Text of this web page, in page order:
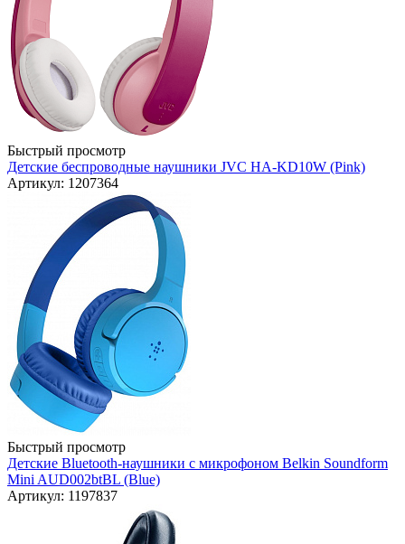
Быстрый просмотр
Детские беспроводные наушники JVC HA-KD10W (Pink)
Артикул: 1207364
Быстрый просмотр
Детские Bluetooth-наушники с микрофоном Belkin Soundform
Mini AUD002btBL (Blue)
Артикул: 1197837